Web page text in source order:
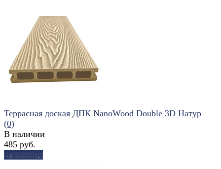
избранное сравнить
Террасная доская ДПК NanoWood Double 3D Натур
(0)
В наличии
485 руб.
В корзину